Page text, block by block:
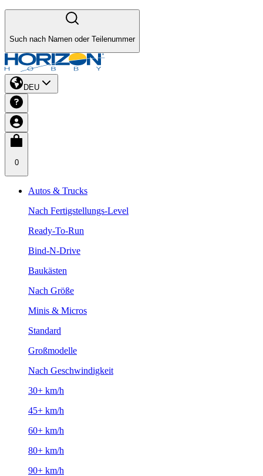
Such nach Namen oder Teilenummer
DEU
0
Autos & Trucks
Nach Fertigstellungs-Level
Ready-To-Run
Bind-N-Drive
Baukästen
Nach Größe
Minis & Micros
Standard
Großmodelle
Nach Geschwindigkeit
30+ km/h
45+ km/h
60+ km/h
80+ km/h
90+ km/h